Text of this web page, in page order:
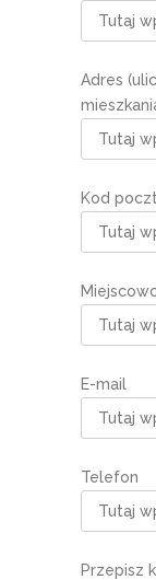
Adres
Kod
E-mail
Telefon
Przepisz